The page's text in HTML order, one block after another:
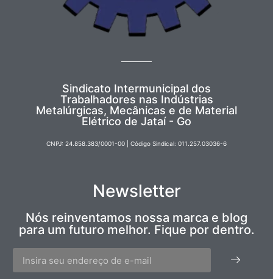
Newsletter
Nós reinventamos nossa marca e blog
para um futuro melhor. Fique por dentro.
Sindicato Intermunicipal dos
Trabalhadores nas Indústrias
Metalúrgicas, Mecânicas e de Material
Elétrico de Jataí - Go
CNPJ: 24.858.383/0001-00 | Código Sindical: 011.257.03036-6